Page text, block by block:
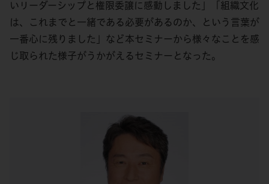
いリーダーシップと権限委譲に感動しました」「組織文化
は、これまでと一緒である必要があるのか、という言葉が
一番心に残りました」など本セミナーから様々なことを感
じ取られた様子がうかがえるセミナーとなった。